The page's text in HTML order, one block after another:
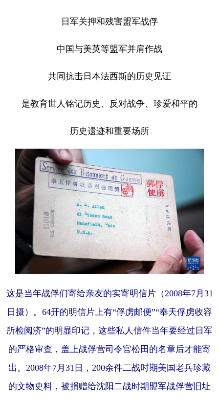
日军关押和残害盟军战俘
中国与美英等盟军并肩作战
共同抗击日本法西斯的历史见证
是教育世人铭记历史、反对战争、珍爱和平的
历史遗迹和重要场所
这是当年战俘们寄给亲友的实寄明信片（2008年7月31
日摄）。64开的明信片上有“俘虏邮便”“奉天俘虏收容
所检阅济”的明显印记，这些私人信件当年要经过日军
的严格审查，盖上战俘营司令官松田的名章后才能寄
出。2008年7月31日，200余件二战时期美国老兵珍藏
的文物史料，被捐赠给沈阳二战时期盟军战俘营旧址